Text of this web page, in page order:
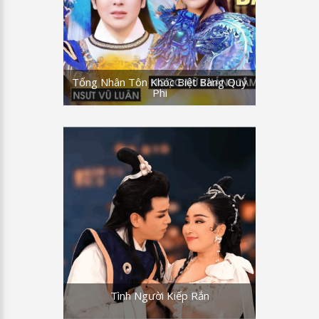
Hậu Nghệ - Hằng Nga tình thắm trăm
năm.
HN: Nhưng ngờ đâu thay đổi, vua lòng
tham gấm vóc bạc vàng, chàng mong
trường sinh sống lâu ngàn năm dương
gian. Lệnh truyền ban nấu thuốc, trăm
thống khổ kêu than tang tóc đoạn trường.
ĐMH: Đau lòng thay chúng dân lầm than
khổ đau đọa đày, vua trường sinh để bao
tóc xanh nhục hình.
HN: Vì nhiều lần thiếp đây trần tình, vua
không nghe phân bày thẳng ngay. Thiếp
toan quyết thân một đời hồng nhan, nên
đánh cắp linh đơn, không để kẻ vô nhân,
đã đánh mất lương tri, vì lòng tham lam
tàn sát lê dân. Thiếp đã uống linh đơn, để
Tống Nhân Tôn Khóc Biệt Bàng Quý
Phi
Tình Người Kiếp Rắn